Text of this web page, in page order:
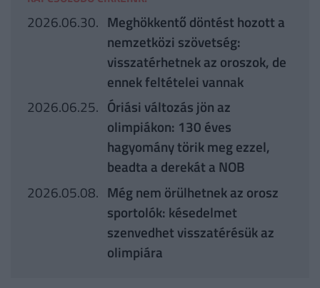
2026.06.30. Meghökkentő döntést hozott a
nemzetközi szövetség:
visszatérhetnek az oroszok, de
ennek feltételei vannak
2026.06.25. Óriási változás jön az
olimpiákon: 130 éves
hagyomány törik meg ezzel,
beadta a derekát a NOB
2026.05.08. Még nem örülhetnek az orosz
sportolók: késedelmet
szenvedhet visszatérésük az
olimpiára